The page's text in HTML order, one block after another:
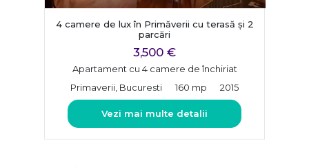
4 camere de lux în Primăverii cu terasă și 2
parcări
3,500 €
Apartament cu 4 camere de închiriat
Primaverii, Bucuresti
160 mp 2015
Vezi mai multe detalii